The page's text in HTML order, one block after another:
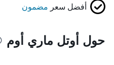
أفضل سعر مضمون
حول أوتل ماري أوم